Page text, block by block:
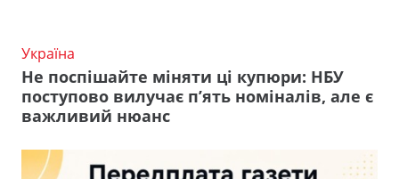
Україна
Не поспішайте міняти ці купюри: НБУ
поступово вилучає п’ять номіналів, але є
важливий нюанс